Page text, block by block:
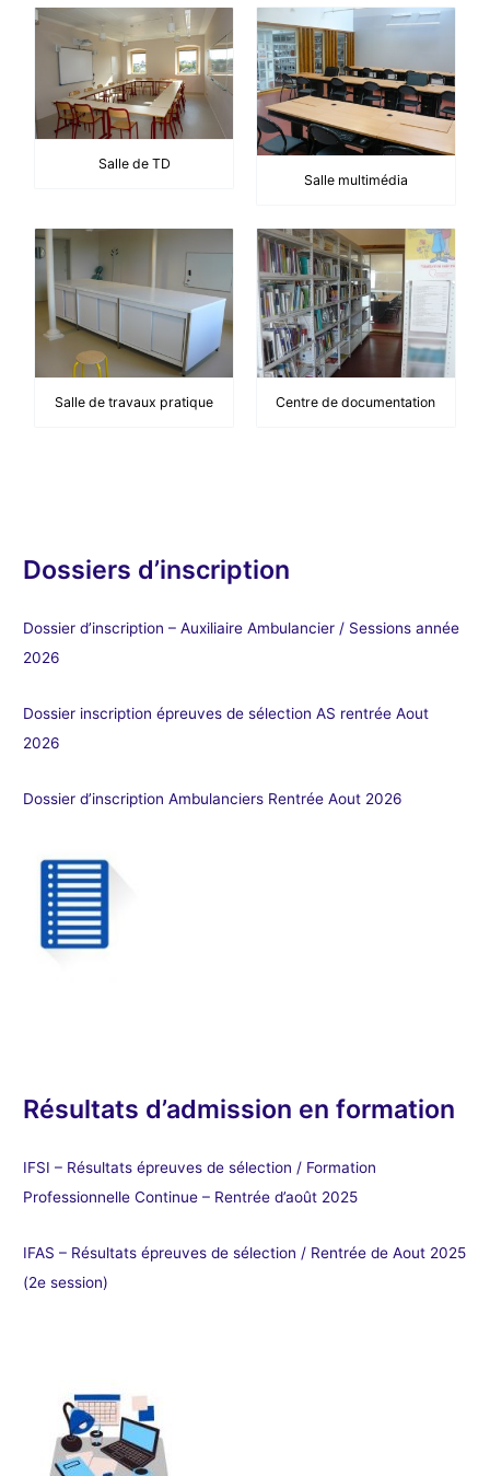
Salle de TD
Salle multimédia
Salle de travaux pratique Centre de documentation
Dossiers d’inscription
Dossier d’inscription – Auxiliaire Ambulancier / Sessions année
2026
Dossier inscription épreuves de sélection AS rentrée Aout
2026
Dossier d’inscription Ambulanciers Rentrée Aout 2026
Résultats d’admission en formation
IFSI – Résultats épreuves de sélection / Formation
Professionnelle Continue – Rentrée d’août 2025
IFAS – Résultats épreuves de sélection / Rentrée de Aout 2025
(2e session)